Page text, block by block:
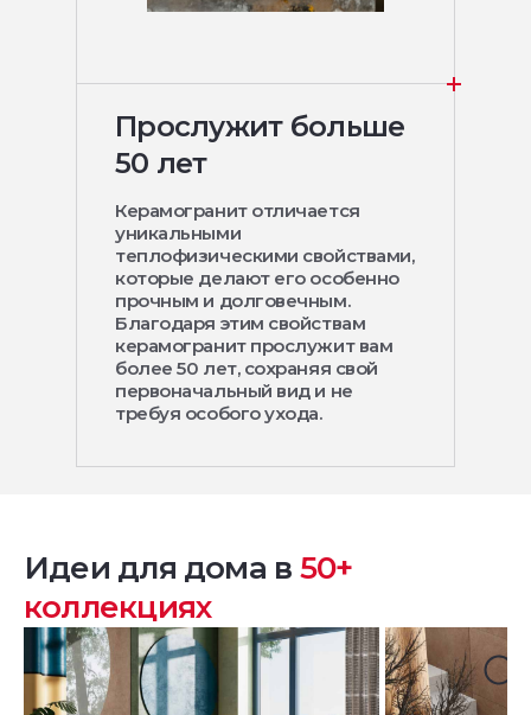
Прослужит больше
50 лет
Керамогранит отличается
уникальными
теплофизическими свойствами,
которые делают его особенно
прочным и долговечным.
Благодаря этим свойствам
керамогранит прослужит вам
более 50 лет, сохраняя свой
первоначальный вид и не
требуя особого ухода.
Идеи для дома в 50+
коллекциях